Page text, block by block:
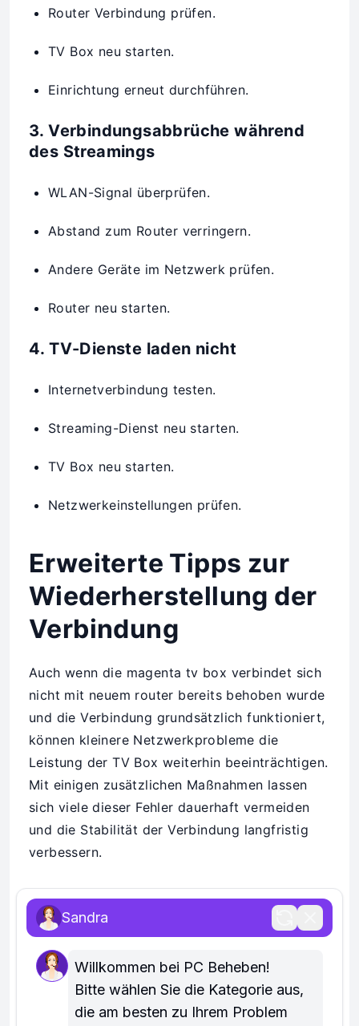
Router Verbindung prüfen.
TV Box neu starten.
Einrichtung erneut durchführen.
3. Verbindungsabbrüche während
des Streamings
WLAN-Signal überprüfen.
Abstand zum Router verringern.
Andere Geräte im Netzwerk prüfen.
Router neu starten.
4. TV-Dienste laden nicht
Internetverbindung testen.
Streaming-Dienst neu starten.
TV Box neu starten.
Netzwerkeinstellungen prüfen.
Erweiterte Tipps zur
Wiederherstellung der
Verbindung
Auch wenn die magenta tv box verbindet sich
nicht mit neuem router bereits behoben wurde
und die Verbindung grundsätzlich funktioniert,
können kleinere Netzwerkprobleme die
Leistung der TV Box weiterhin beeinträchtigen.
Mit einigen zusätzlichen Maßnahmen lassen
sich viele dieser Fehler dauerhaft vermeiden
und die Stabilität der Verbindung langfristig
verbessern.
Zusätzliche Maßnahmen für
eine stabile Verbindung
Firmware der TV Box regelmäßig
aktualisieren.
Sandra
Willkommen bei PC Beheben!
Bitte wählen Sie die Kategorie aus,
die am besten zu Ihrem Problem